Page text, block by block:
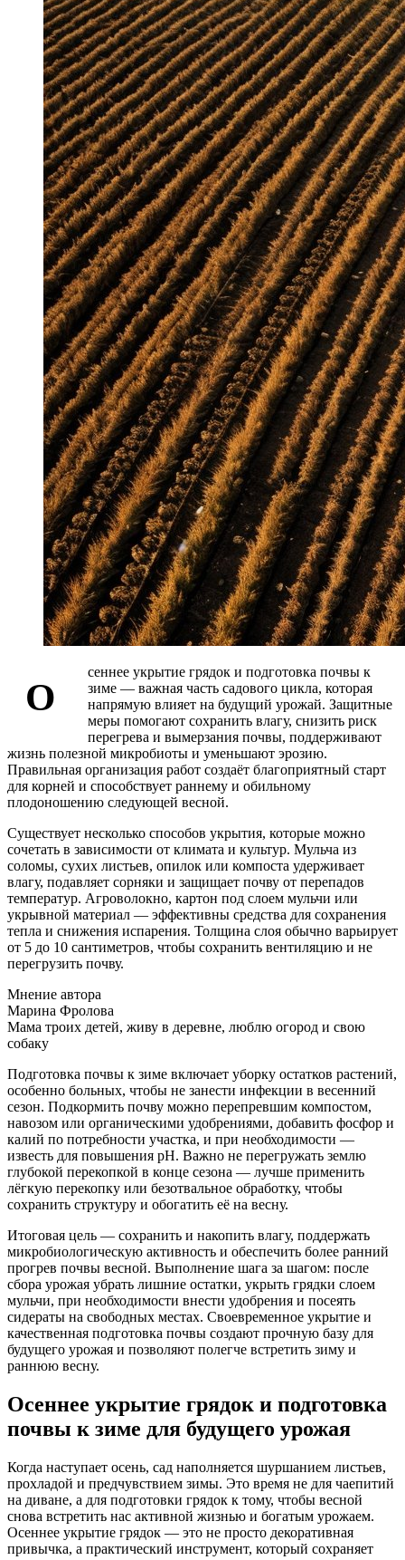
О
сеннее укрытие грядок и подготовка почвы к
зиме — важная часть садового цикла, которая
напрямую влияет на будущий урожай. Защитные
меры помогают сохранить влагу, снизить риск
перегрева и вымерзания почвы, поддерживают
жизнь полезной микробиоты и уменьшают эрозию.
Правильная организация работ создаёт благоприятный старт
для корней и способствует раннему и обильному
плодоношению следующей весной.
Существует несколько способов укрытия, которые можно
сочетать в зависимости от климата и культур. Мульча из
соломы, сухих листьев, опилок или компоста удерживает
влагу, подавляет сорняки и защищает почву от перепадов
температур. Агроволокно, картон под слоем мульчи или
укрывной материал — эффективны средства для сохранения
тепла и снижения испарения. Толщина слоя обычно варьирует
от 5 до 10 сантиметров, чтобы сохранить вентиляцию и не
перегрузить почву.
Мнение автора
Марина Фролова
Мама троих детей, живу в деревне, люблю огород и свою
собаку
Подготовка почвы к зиме включает уборку остатков растений,
особенно больных, чтобы не занести инфекции в весенний
сезон. Подкормить почву можно перепревшим компостом,
навозом или органическими удобрениями, добавить фосфор и
калий по потребности участка, и при необходимости —
известь для повышения pH. Важно не перегружать землю
глубокой перекопкой в конце сезона — лучше применить
лёгкую перекопку или безотвальное обработку, чтобы
сохранить структуру и обогатить её на весну.
Итоговая цель — сохранить и накопить влагу, поддержать
микробиологическую активность и обеспечить более ранний
прогрев почвы весной. Выполнение шага за шагом: после
сбора урожая убрать лишние остатки, укрыть грядки слоем
мульчи, при необходимости внести удобрения и посеять
сидераты на свободных местах. Своевременное укрытие и
качественная подготовка почвы создают прочную базу для
будущего урожая и позволяют полегче встретить зиму и
раннюю весну.
Осеннее укрытие грядок и подготовка
почвы к зиме для будущего урожая
Когда наступает осень, сад наполняется шуршанием листьев,
прохладой и предчувствием зимы. Это время не для чаепитий
на диване, а для подготовки грядок к тому, чтобы весной
снова встретить нас активной жизнью и богатым урожаем.
Осеннее укрытие грядок — это не просто декоративная
привычка, а практический инструмент, который сохраняет